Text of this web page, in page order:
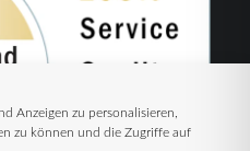
Anzeigen zu personalisieren,
zu können und die Zugriffe auf